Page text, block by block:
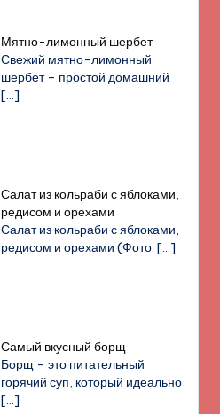
Мятно-лимонный шербет
Свежий мятно-лимонный
шербет – простой домашний
[…]
Салат из кольраби с яблоками,
редисом и орехами
Салат из кольраби с яблоками,
редисом и орехами (Фото:[…]
Самый вкусный борщ
Борщ – это питательный
горячий суп, который идеально
[…]